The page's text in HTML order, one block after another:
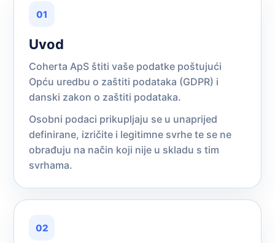
01
Uvod
Coherta ApS štiti vaše podatke poštujući
Opću uredbu o zaštiti podataka (GDPR) i
danski zakon o zaštiti podataka.
Osobni podaci prikupljaju se u unaprijed
definirane, izričite i legitimne svrhe te se ne
obrađuju na način koji nije u skladu s tim
svrhama.
02